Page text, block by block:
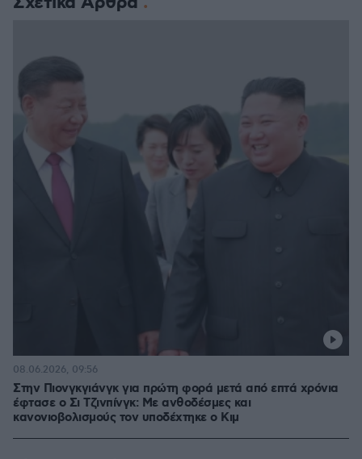
Στην Πιονγκγιάνγκ για πρώτη φορά μετά από επτά χρόνια
έφτασε ο Σι Τζινπίνγκ: Με ανθοδέσμες και
κανονιοβολισμούς τον υποδέχτηκε ο Κιμ
08.06.2026, 09:56